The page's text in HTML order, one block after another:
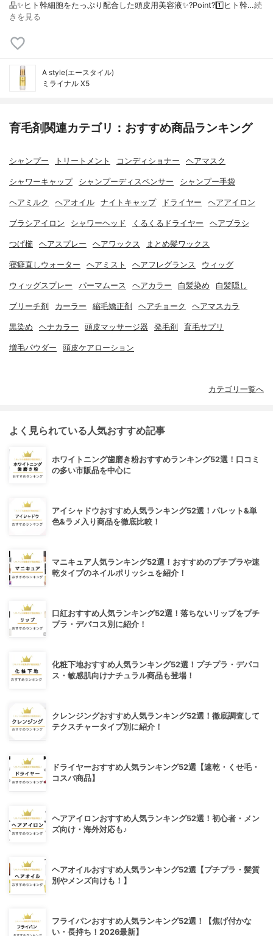
品✨ヒト幹細胞をたっぷり配合した頭皮用美容液✨?Point?1️⃣ヒト幹…続
きを見る
A style(エースタイル)
ミライナル X5
育毛剤関連カテゴリ：おすすめ商品ランキング
シャンプー トリートメント コンディショナー ヘアマスク
シャワーキャップ シャンプーディスペンサー シャンプー手袋
ヘアミルク ヘアオイル ナイトキャップ ドライヤー ヘアアイロン
ブラシアイロン シャワーヘッド くるくるドライヤー ヘアブラシ
つげ櫛 ヘアスプレー ヘアワックス まとめ髪ワックス
寝癖直しウォーター ヘアミスト ヘアフレグランス ウィッグ
ウィッグスプレー パーマムース ヘアカラー 白髪染め 白髪隠し
ブリーチ剤 カーラー 縮毛矯正剤 ヘアチョーク ヘアマスカラ
黒染め ヘナカラー 頭皮マッサージ器 発毛剤 育毛サプリ
増毛パウダー 頭皮ケアローション
カテゴリ一覧へ
よく見られている人気おすすめ記事
ホワイトニング歯磨き粉おすすめランキング52選！口コミ
の多い市販品を中心に
アイシャドウおすすめ人気ランキング52選！パレット&単
色&ラメ入り商品を徹底比較！
マニキュア人気ランキング52選！おすすめのプチプラや速
乾タイプのネイルポリッシュを紹介！
口紅おすすめ人気ランキング52選！落ちないリップをプチ
プラ・デパコス別に紹介！
化粧下地おすすめ人気ランキング52選！プチプラ・デパコ
ス・敏感肌向けナチュラル商品も登場！
クレンジングおすすめ人気ランキング52選！徹底調査して
テクスチャータイプ別に紹介！
ドライヤーおすすめ人気ランキング52選【速乾・くせ毛・
コスパ商品】
ヘアアイロンおすすめ人気ランキング52選！初心者・メン
ズ向け・海外対応も♪
ヘアオイルおすすめ人気ランキング52選【プチプラ・髪質
別やメンズ向けも！】
フライパンおすすめ人気ランキング52選！【焦げ付かな
い・長持ち！2026最新】